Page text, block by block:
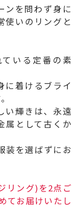
ンを問わず身に
使いのリングと
いる定番の素
に着けるブライ
い輝きは、永遠
属として古くか
装を選ばずにお
リング)を2点ご
てお届けいたし